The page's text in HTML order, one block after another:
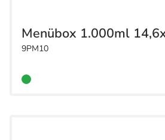
Menübox 1.000ml
9PM10